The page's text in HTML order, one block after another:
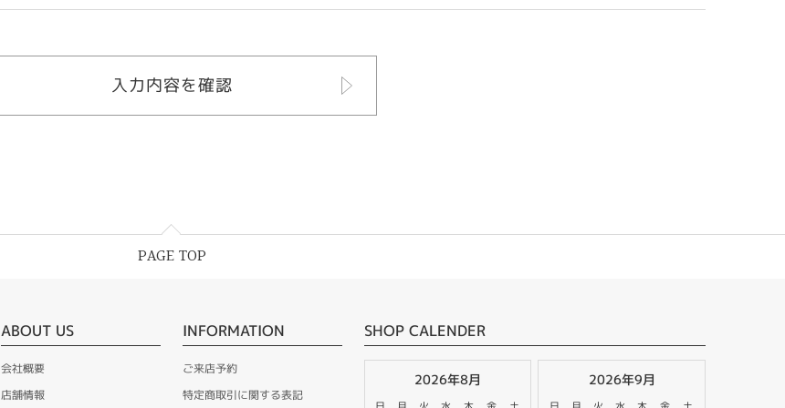
PAGE TOP
ABOUT US
会社概要
店舗情報
INFORMATION
ご来店予約
特定商取引に関する表記
SHOP CALENDER
2026年8月 2026年9月